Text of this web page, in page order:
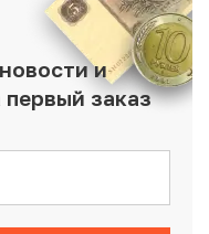
и
первый заказ